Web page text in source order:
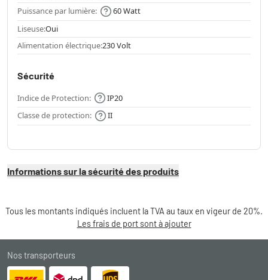
Puissance par lumière:
60 Watt
Liseuse:Oui
Alimentation électrique:230 Volt
Sécurité
Indice de Protection:
IP20
Classe de protection:
II
Informations sur la sécurité des produits
Tous les montants indiqués incluent la TVA au taux en vigeur de 20%.
Les frais de port sont à ajouter
Nos transporteurs